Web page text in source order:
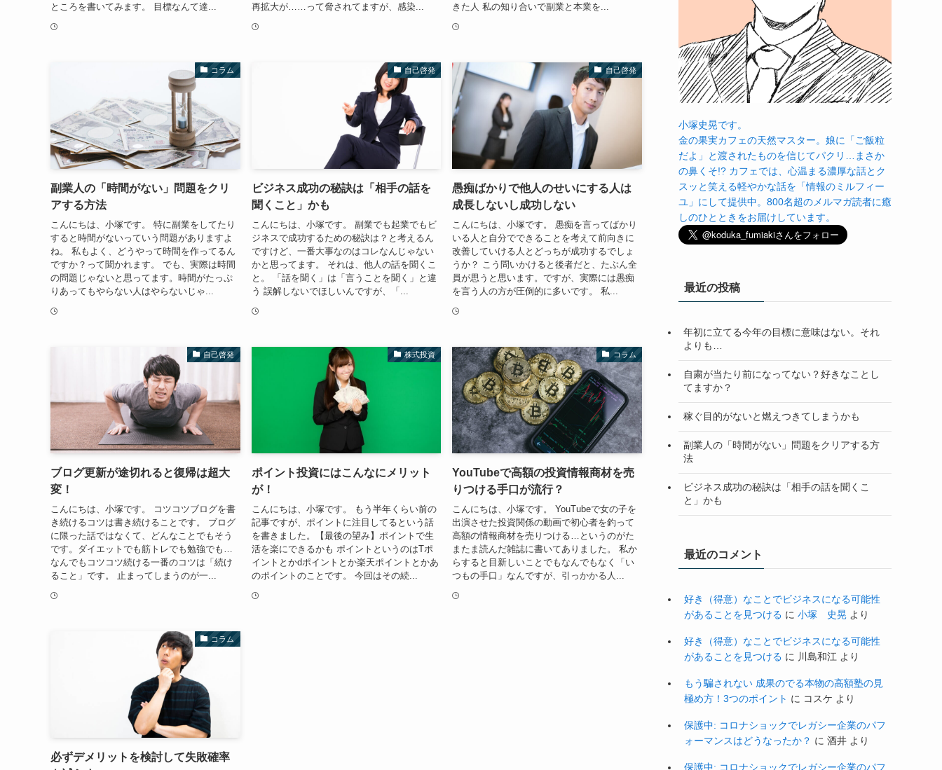
ところを書いてみます。 目標なんて達...
再拡大が……って脅されてますが、感染...
きた人 私の知り合いで副業と本業を...
コラム
副業人の「時間がない」問題をクリ
アする方法
こんにちは、小塚です。 特に副業をしてたり
すると時間がないっていう問題がありますよ
ね。 私もよく、どうやって時間を作ってるん
ですか？って聞かれます。 でも、実際は時間
の問題じゃないと思ってます。時間がたっぷ
りあってもやらない人はやらないじゃ...
自己啓発
ビジネス成功の秘訣は「相手の話を
聞くこと」かも
こんにちは、小塚です。 副業でも起業でもビ
ジネスで成功するための秘訣は？と考えるん
ですけど、一番大事なのはコレなんじゃない
かと思ってます。 それは、他人の話を聞くこ
と。 「話を聞く」は「言うことを聞く」と違
う 誤解しないでほしいんですが、「...
自己啓発
愚痴ばかりで他人のせいにする人は
成長しないし成功しない
こんにちは、小塚です。 愚痴を言ってばかり
いる人と自分でできることを考えて前向きに
改善していける人とどっちが成功するでしょ
うか？ こう問いかけると後者だと、たぶん全
員が思うと思います。ですが、実際には愚痴
を言う人の方が圧倒的に多いです。 私...
自己啓発
ブログ更新が途切れると復帰は超大
変！
こんにちは、小塚です。 コツコツブログを書
き続けるコツは書き続けることです。 ブログ
に限った話ではなくて、どんなことでもそう
です。ダイエットでも筋トレでも勉強でも…
なんでもコツコツ続ける一番のコツは「続け
ること」です。 止まってしまうのが一...
株式投資
ポイント投資にはこんなにメリット
が！
こんにちは、小塚です。 もう半年くらい前の
記事ですが、ポイントに注目してるという話
を書きました。【最後の望み】ポイントで生
活を楽にできるかも ポイントというのはTポ
イントとかdポイントとか楽天ポイントとかあ
のポイントのことです。 今回はその続...
コラム
YouTubeで高額の投資情報商材を売
りつける手口が流行？
こんにちは、小塚です。 YouTubeで女の子を
出演させた投資関係の動画で初心者を釣って
高額の情報商材を売りつける…というのがた
またま読んだ雑誌に書いてありました。 私か
らすると目新しいことでもなんでもなく「い
つもの手口」なんですが、引っかかる人...
コラム
必ずデメリットを検討して失敗確率
小塚史晃です。
金の果実カフェの天然マスター。娘に「ご飯粒
だよ」と渡されたものを信じてパクリ…まさか
の鼻くそ!? カフェでは、心温まる濃厚な話とク
スッと笑える軽やかな話を「情報のミルフィー
ユ」にして提供中。800名超のメルマガ読者に癒
しのひとときをお届けしています。
最近の投稿
年初に立てる今年の目標に意味はない。それ
よりも…
自粛が当たり前になってない？好きなことし
てますか？
稼ぐ目的がないと燃えつきてしまうかも
副業人の「時間がない」問題をクリアする方
法
ビジネス成功の秘訣は「相手の話を聞くこ
と」かも
最近のコメント
好き（得意）なことでビジネスになる可能性
があることを見つける に 小塚 史晃 より
好き（得意）なことでビジネスになる可能性
があることを見つける に 川島和江 より
もう騙されない 成果のでる本物の高額塾の見
極め方！3つのポイント に コスケ より
保護中: コロナショックでレガシー企業のパフ
ォーマンスはどうなったか？ に 酒井 より
保護中: コロナショックでレガシー企業のパフ